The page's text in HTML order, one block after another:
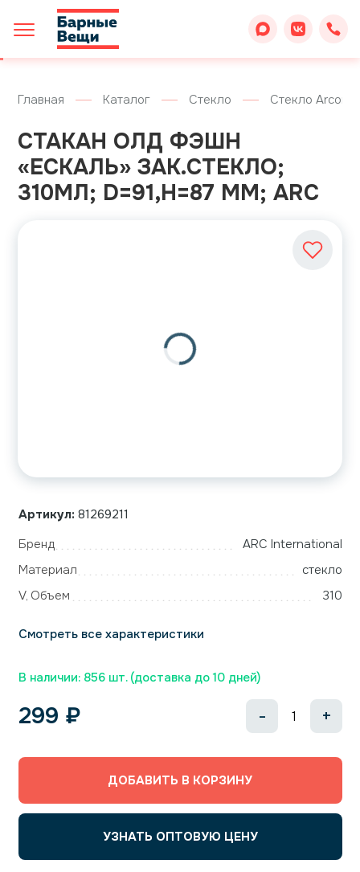
Главная Каталог Стекло Стекло
СТАКАН ОЛД ФЭШН
«ЕСКАЛЬ» ЗАК.СТЕКЛО;
310МЛ; D=91,H=87 ММ; ARC
Артикул: 81269211
Бренд
ARC International
Материал
стекло
V, Объем
310
Смотреть все характеристики
В наличии: 856 шт. (доставка до 10 дней)
299 ₽ - +
ДОБАВИТЬ В КОРЗИНУ
УЗНАТЬ ОПТОВУЮ ЦЕНУ